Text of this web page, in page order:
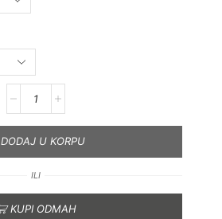
DODAJ U KORPU
ILI
KUPI ODMAH